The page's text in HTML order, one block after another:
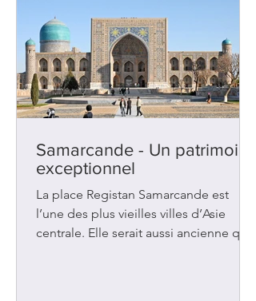
Grand qui a pris possession des lieux.
Des peuples voisins tels les Arabes et
les Turcs ont tour à tour imposés leurs
lois, leur culture et leur rel
Samarcande - Un patrimoine
exceptionnel
La place Registan Samarcande est
l’une des plus vieilles villes d’Asie
centrale. Elle serait aussi ancienne que